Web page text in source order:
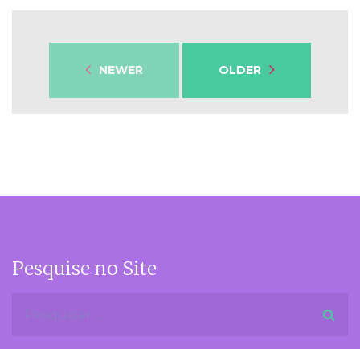
NEWER OLDER
Pesquise no Site